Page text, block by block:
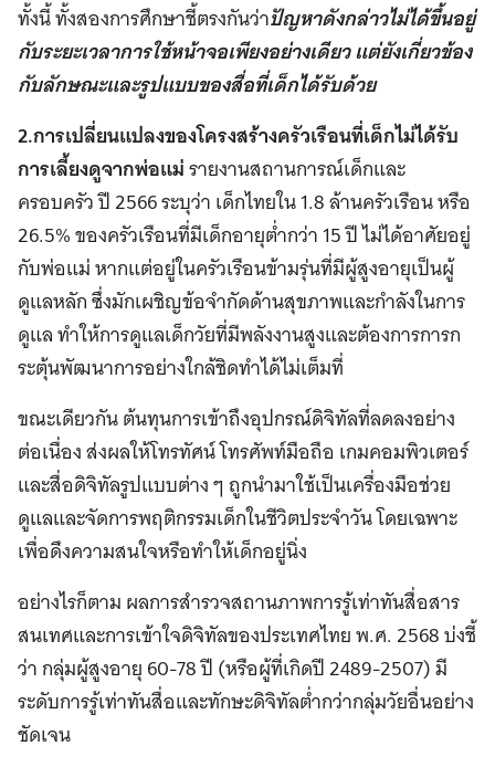
ทั้งนี้ ทั้งสองการศึกษาชี้ตรงกันว่าปัญหาดังกล่าวไม่ได้ขึ้นอยู่
กับระยะเวลาการใช้หน้าจอเพียงอย่างเดียว แต่ยังเกี่ยวข้อง
กับลักษณะและรูปแบบของสื่อที่เด็กได้รับด้วย
2.การเปลี่ยนแปลงของโครงสร้างครัวเรือนที่เด็กไม่ได้รับ
การเลี้ยงดูจากพ่อแม่รายงานสถานการณ์เด็กและ
ครอบครัว ปี 2566 ระบุว่า เด็กไทยใน 1.8 ล้านครัวเรือน หรือ
26.5% ของครัวเรือนที่มีเด็กอายุต่ำกว่า 15 ปี ไม่ได้อาศัยอยู่
กับพ่อแม่ หากแต่อยู่ในครัวเรือนข้ามรุ่นที่มีผู้สูงอายุเป็นผู้
ดูแลหลัก ซึ่งมักเผชิญข้อจำกัดด้านสุขภาพและกำลังในการ
ดูแล ทำให้การดูแลเด็กวัยที่มีพลังงานสูงและต้องการการก
ระตุ้นพัฒนาการอย่างใกล้ชิดทำได้ไม่เต็มที่
ขณะเดียวกัน ต้นทุนการเข้าถึงอุปกรณ์ดิจิทัลที่ลดลงอย่าง
ต่อเนื่อง ส่งผลให้โทรทัศน์ โทรศัพท์มือถือ เกมคอมพิวเตอร์
และสื่อดิจิทัลรูปแบบต่าง ๆ ถูกนำมาใช้เป็นเครื่องมือช่วย
ดูแลและจัดการพฤติกรรมเด็กในชีวิตประจำวัน โดยเฉพาะ
เพื่อดึงความสนใจหรือทำให้เด็กอยู่นิ่ง
อย่างไรก็ตาม ผลการสำรวจสถานภาพการรู้เท่าทันสื่อสาร
สนเทศและการเข้าใจดิจิทัลของประเทศไทย พ.ศ. 2568 บ่งชี้
ว่า กลุ่มผู้สูงอายุ 60-78 ปี (หรือผู้ที่เกิดปี 2489-2507) มี
ระดับการรู้เท่าทันสื่อและทักษะดิจิทัลต่ำกว่ากลุ่มวัยอื่นอย่าง
ชัดเจน